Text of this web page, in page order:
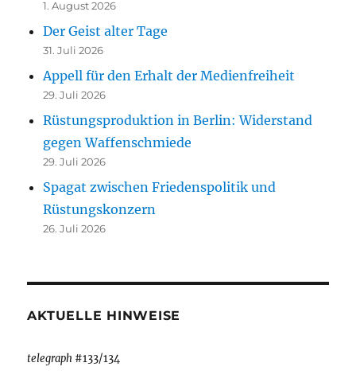
1. August 2026
Der Geist alter Tage
31. Juli 2026
Appell für den Erhalt der Medienfreiheit
29. Juli 2026
Rüstungsproduktion in Berlin: Widerstand
gegen Waffenschmiede
29. Juli 2026
Spagat zwischen Friedenspolitik und
Rüstungskonzern
26. Juli 2026
AKTUELLE HINWEISE
telegraph #133/134